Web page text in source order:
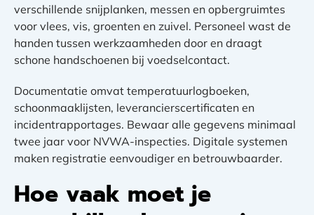
verschillende snijplanken, messen en opbergruimtes
voor vlees, vis, groenten en zuivel. Personeel wast de
handen tussen werkzaamheden door en draagt
schone handschoenen bij voedselcontact.
Documentatie omvat temperatuurlogboeken,
schoonmaaklijsten, leverancierscertificaten en
incidentrapportages. Bewaar alle gegevens minimaal
twee jaar voor NVWA-inspecties. Digitale systemen
maken registratie eenvoudiger en betrouwbaarder.
Hoe vaak moet je